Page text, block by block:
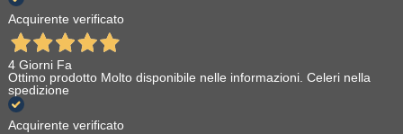
Acquirente verificato
4 Giorni Fa
Ottimo prodotto Molto disponibile nelle informazioni. Celeri nella
spedizione
Acquirente verificato